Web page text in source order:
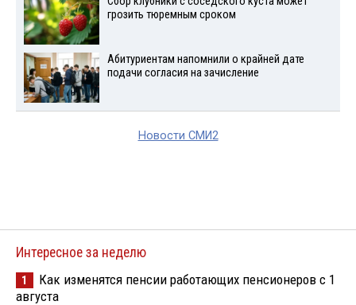
грозить тюремным сроком
Абитуриентам напомнили о крайней дате
подачи согласия на зачисление
Новости СМИ2
Интересное за неделю
1
Как изменятся пенсии работающих пенсионеров с 1
августа